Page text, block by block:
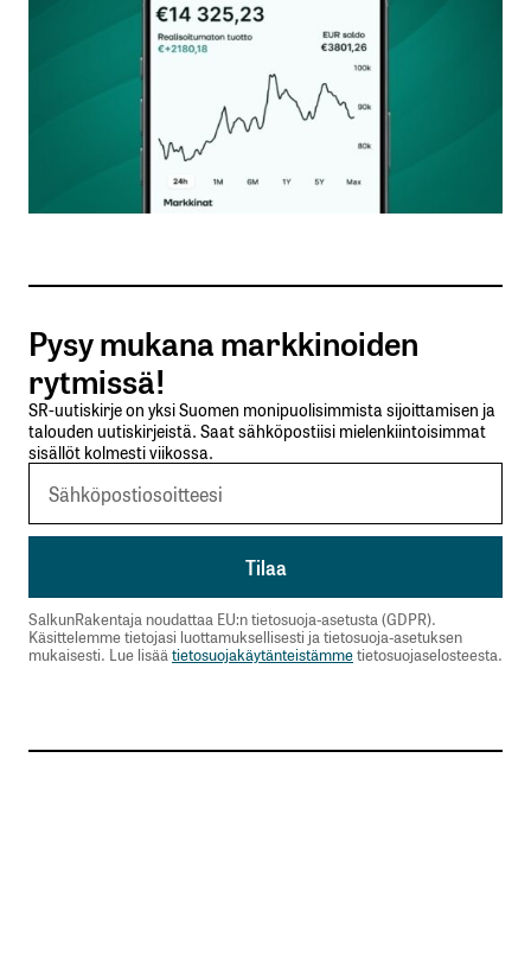
Nimesi tai nimimerkkisi
Sähköpostiosoitteesi
Tilaa SalkunRakentajan uutiskirje
Lähetä kommentti
Pysy mukana markkinoiden
rytmissä!
SR-uutiskirje on yksi Suomen monipuolisimmista sijoittamisen ja
talouden uutiskirjeistä. Saat sähköpostiisi mielenkiintoisimmat
sisällöt kolmesti viikossa.
SalkunRakentaja noudattaa EU:n tietosuoja-asetusta (GDPR).
Käsittelemme tietojasi luottamuksellisesti ja tietosuoja-asetuksen
mukaisesti. Lue lisää tietosuojakäytänteistämmetietosuojaselosteesta.